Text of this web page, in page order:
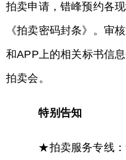
拍卖申请，错峰预约各
《拍卖密码封条》。审
和APP上的相关标书信
拍卖会。
特别告知
★拍卖服务专线：